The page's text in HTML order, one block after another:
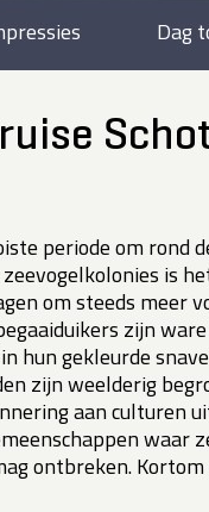
Dag
periode om rond
is
om steeds meer
zijn
hun gekleurde
zijn weelderig
aan culturen
waar
ontbreken.